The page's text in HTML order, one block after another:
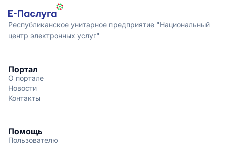
Республиканское унитарное предприятие "Национальный
центр электронных услуг"
Портал
О портале
Новости
Контакты
Помощь
Пользователю